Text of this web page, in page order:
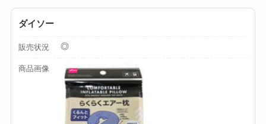
セリア等でテントロ
解説！
【100均】ダイソー/
セリア等でカトラリ
ダイソー
販売状況 ◎
商品画像